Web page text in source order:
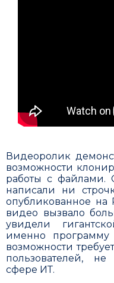
Видеоролик
возможности
работы с файлами.
написали ни
опубликованное
видео вызвало
увидели
именно прог­рамму
возможности
пользователей,
сфере ИТ.